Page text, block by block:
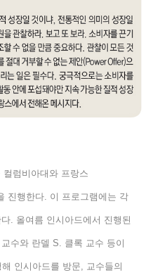
럼비아대와 프랑스
진행한다. 이 프로그램에는 각
. 올여름 인시아드에서 진행된
수와 란델 S. 클록 교수 등이
인시아드를 방문, 교수들의